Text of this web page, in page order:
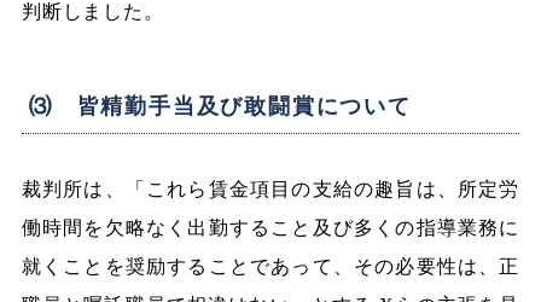
判断しました。
⑶ 皆精勤手当及び敢闘賞について
裁判所は、「これら賃金項目の支給の趣旨は、所定労
働時間を欠略なく出勤すること及び多くの指導業務に
就くことを奨励することであって、その必要性は、正